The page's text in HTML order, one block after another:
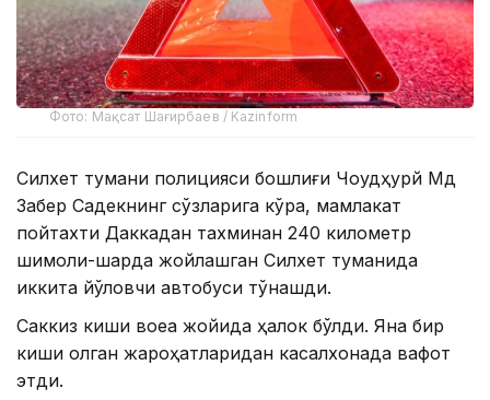
Фото: Мақсат Шағирбаев / Kazinform
Силхет тумани полицияси бошлиғи Чоудҳурй Мд
Забер Садекнинг сўзларига кўра, мамлакат
пойтахти Даккадан тахминан 240 километр
шимоли-шарқда жойлашган Силхет туманида
иккита йўловчи автобуси тўқнашди.
Саккиз киши воқеа жойида ҳалок бўлди. Яна бир
киши олган жароҳатларидан касалхонада вафот
этди.